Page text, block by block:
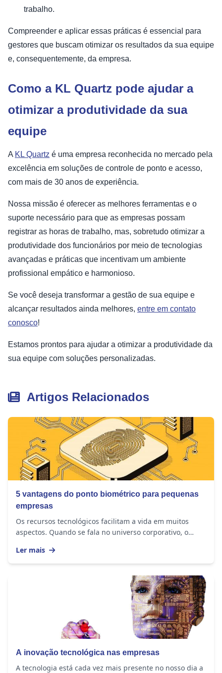
trabalho.
Compreender e aplicar essas práticas é essencial para
gestores que buscam otimizar os resultados da sua equipe
e, consequentemente, da empresa.
Como a KL Quartz pode ajudar a
otimizar a produtividade da sua
equipe
A KL Quartz é uma empresa reconhecida no mercado pela
excelência em soluções de controle de ponto e acesso,
com mais de 30 anos de experiência.
Nossa missão é oferecer as melhores ferramentas e o
suporte necessário para que as empresas possam
registrar as horas de trabalho, mas, sobretudo otimizar a
produtividade dos funcionários por meio de tecnologias
avançadas e práticas que incentivam um ambiente
profissional empático e harmonioso.
Se você deseja transformar a gestão de sua equipe e
alcançar resultados ainda melhores, entre em contato
conosco!
Estamos prontos para ajudar a otimizar a produtividade da
sua equipe com soluções personalizadas.
Artigos Relacionados
5 vantagens do ponto biométrico para pequenas
empresas
Os recursos tecnológicos facilitam a vida em muitos
aspectos. Quando se fala no universo corporativo, o
Ler mais
A inovação tecnológica nas empresas
A tecnologia está cada vez mais presente no nosso dia a